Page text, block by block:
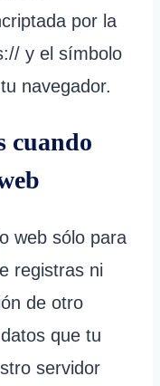
por la
y el símbolo
navegador.
cuando
web sólo para
registras ni
de otro
que tu
servidor